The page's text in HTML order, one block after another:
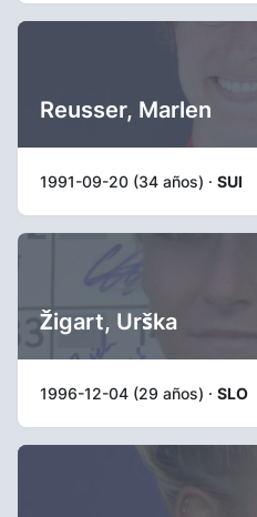
Reusser, Marlen
1991-09-20 (34 años) · SUI
Žigart, Urška
1996-12-04 (29 años) · SLO